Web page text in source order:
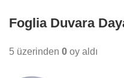
Foglia Duvara
5 üzerinden 0 oy aldı